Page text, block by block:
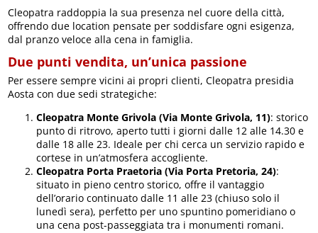
Cleopatra raddoppia la sua presenza nel cuore della città,
offrendo due location pensate per soddisfare ogni esigenza,
dal pranzo veloce alla cena in famiglia.
Due punti vendita, un’unica passione
Per essere sempre vicini ai propri clienti, Cleopatra presidia
Aosta con due sedi strategiche:
Cleopatra Monte Grivola (Via Monte Grivola, 11): storico
punto di ritrovo, aperto tutti i giorni dalle 12 alle 14.30 e
dalle 18 alle 23. Ideale per chi cerca un servizio rapido e
cortese in un’atmosfera accogliente.
Cleopatra Porta Praetoria (Via Porta Pretoria, 24):
situato in pieno centro storico, offre il vantaggio
dell’orario continuato dalle 11 alle 23 (chiuso solo il
lunedì sera), perfetto per uno spuntino pomeridiano o
una cena post-passeggiata tra i monumenti romani.